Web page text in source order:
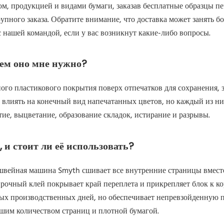
продукцией и видами бумаги, заказав бесплатные образцы
заказа. Обратите внимание, что доставка может занять
командой, если у вас возникнут какие-либо вопросы.
оно мне нужно?
пластикового покрытия поверх отпечатков для
на конечный вид напечатанных цветов, но каждый из
выцветание, образование складок, истирание и разрывы.
стоит ли её использовать?
машина Smyth сшивает все внутренние страницы
клей покрывает край переплета и прикрепляет блок к
производственных дней, но обеспечивает
количеством страниц и плотной бумагой.